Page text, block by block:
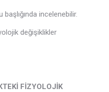
incelenebilir.
değişiklikler
FİZYOLOJİK